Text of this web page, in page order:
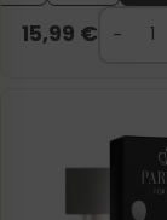
15,99 €